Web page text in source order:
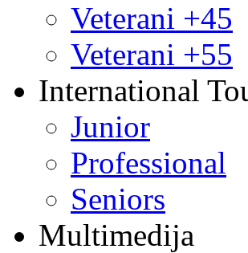
Veterani +45
Veterani +55
International
Junior
Professional
Seniors
Multimedija